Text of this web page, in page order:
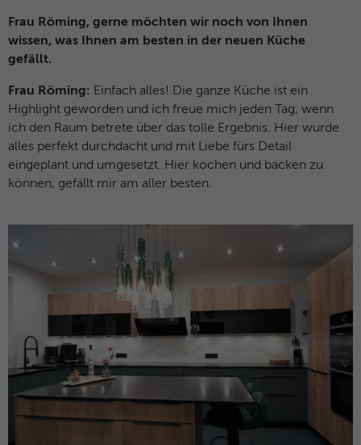
Frau Röming, gerne möchten wir noch von Ihnen
wissen, was Ihnen am besten in der neuen Küche
gefällt.
Frau Röming: Einfach alles! Die ganze Küche ist ein
Highlight geworden und ich freue mich jeden Tag, wenn
ich den Raum betrete über das tolle Ergebnis. Hier wurde
alles perfekt durchdacht und mit Liebe fürs Detail
eingeplant und umgesetzt. Hier kochen und backen zu
können, gefällt mir am aller besten.